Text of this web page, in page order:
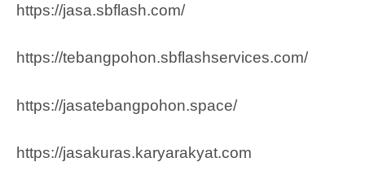
https://jasa.sbflash.com/
https://tebangpohon.sbflashservices.com/
https://jasatebangpohon.space/
https://jasakuras.karyarakyat.com